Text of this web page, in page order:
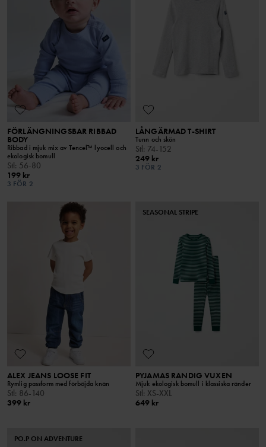
FÖRLÄNGNINGSBAR RIBBAD
BODY
Ribbad i mjuk mix av Tencel™ lyocell och
ekologisk bomull
Stl : 56-80
199 kr
3 FÖR 2
LÅNGÄRMAD T-SHIRT
Tunn och skön
Stl : 74-152
249 kr
3 FÖR 2
ALEX JEANS LOOSE FIT
Rymlig passform med förböjda knän
Stl: 86-140
399 kr
SEASONAL STRIPE
PYJAMAS RANDIG VUXEN
Mjuk ekologisk bomull i klassiska ränder
Stl: XS-XXL
649 kr
PO.P ON ADVENTURE